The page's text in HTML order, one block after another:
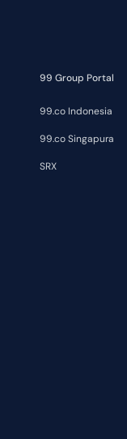
99 Group Portal
99.co Indonesia
99.co Singapura
SRX